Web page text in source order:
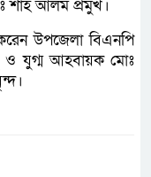
শাহ আলম প্রমুখ।
উপজেলা বিএনপি
ও যুগ্ম আহবায়ক মোঃ